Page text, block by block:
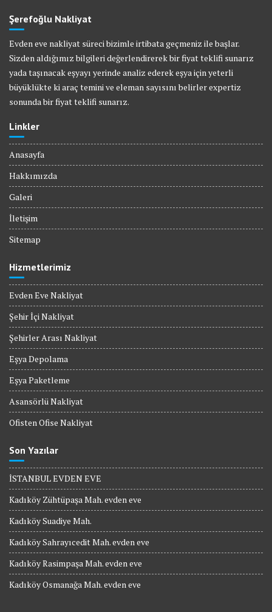
Şerefoğlu Nakliyat
Evden eve nakliyat süreci bizimle irtibata geçmeniz ile başlar.
Sizden aldığımız bilgileri değerlendirerek bir fiyat teklifi sunarız
yada taşınacak eşyayı yerinde analiz ederek eşya için yeterli
büyüklükte ki araç temini ve eleman sayısını belirler expertiz
sonunda bir fiyat teklifi sunarız.
Linkler
Anasayfa
Hakkımızda
Galeri
İletişim
Sitemap
Hizmetlerimiz
Evden Eve Nakliyat
Şehir İçi Nakliyat
Şehirler Arası Nakliyat
Eşya Depolama
Eşya Paketleme
Asansörlü Nakliyat
Ofisten Ofise Nakliyat
Son Yazılar
İSTANBUL EVDEN EVE
Kadıköy Zühtüpaşa Mah. evden eve
Kadıköy Suadiye Mah.
Kadıköy Sahrayıcedit Mah. evden eve
Kadıköy Rasimpaşa Mah. evden eve
Kadıköy Osmanağa Mah. evden eve